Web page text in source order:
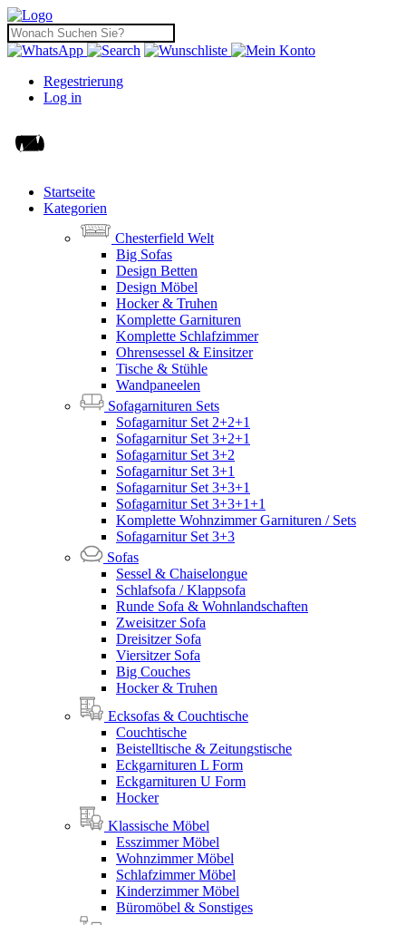
Regestrierung
Log in
Startseite
Kategorien
Chesterfield Welt
Big Sofas
Design Betten
Design Möbel
Hocker & Truhen
Komplette Garnituren
Komplette Schlafzimmer
Ohrensessel & Einsitzer
Tische & Stühle
Wandpaneelen
Sofagarnituren Sets
Sofagarnitur Set 2+2+1
Sofagarnitur Set 3+2+1
Sofagarnitur Set 3+2
Sofagarnitur Set 3+1
Sofagarnitur Set 3+3+1
Sofagarnitur Set 3+3+1+1
Komplette Wohnzimmer Garnituren / Sets
Sofagarnitur Set 3+3
Sofas
Sessel & Chaiselongue
Schlafsofa / Klappsofa
Runde Sofa & Wohnlandschaften
Zweisitzer Sofa
Dreisitzer Sofa
Viersitzer Sofa
Big Couches
Hocker & Truhen
Ecksofas & Couchtische
Couchtische
Beistelltische & Zeitungstische
Eckgarnituren L Form
Eckgarnituren U Form
Hocker
Klassische Möbel
Esszimmer Möbel
Wohnzimmer Möbel
Schlafzimmer Möbel
Kinderzimmer Möbel
Büromöbel & Sonstiges